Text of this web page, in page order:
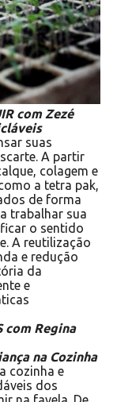
com Zezé
suas
A partir
colagem e
a tetra pak,
de forma
trabalhar sua
o sentido
A reutilização
e redução
da
e
com Regina
na Cozinha
cozinha e
dos